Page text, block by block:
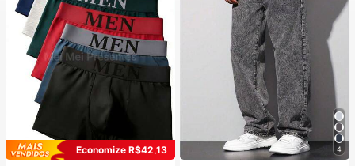
Economize R$42,13
4